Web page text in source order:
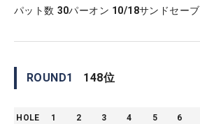
パット数 30パーオン 10/18サンドセーブ
ROUND1 148位
HOLE 1 2 3 4 5 6